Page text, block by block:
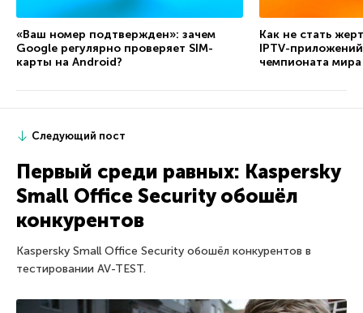
«Ваш номер подтвержден»: зачем
Google регулярно проверяет SIM-
карты на Android?
Как не стать
IPTV-
чемпионата
Следующий пост
Первый среди равных: Kaspersky
Small Office Security обошёл
конкурентов
Kaspersky Small Office Security обошёл конкурентов в
тестировании AV-TEST.